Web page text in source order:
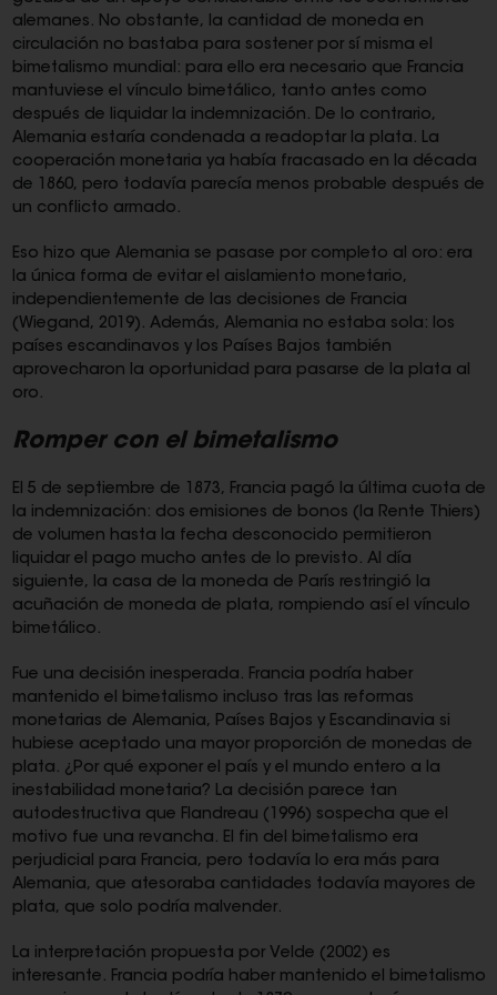
alemanes. No obstante, la cantidad de moneda en
circulación no bastaba para sostener por sí misma el
bimetalismo mundial: para ello era necesario que Francia
mantuviese el vínculo bimetálico, tanto antes como
después de liquidar la indemnización. De lo contrario,
Alemania estaría condenada a readoptar la plata. La
cooperación monetaria ya había fracasado en la década
de 1860, pero todavía parecía menos probable después de
un conflicto armado.
Eso hizo que Alemania se pasase por completo al oro: era
la única forma de evitar el aislamiento monetario,
independientemente de las decisiones de Francia
(Wiegand, 2019). Además, Alemania no estaba sola: los
países escandinavos y los Países Bajos también
aprovecharon la oportunidad para pasarse de la plata al
oro.
Romper con el bimetalismo
El 5 de septiembre de 1873, Francia pagó la última cuota de
la indemnización: dos emisiones de bonos (la Rente Thiers)
de volumen hasta la fecha desconocido permitieron
liquidar el pago mucho antes de lo previsto. Al día
siguiente, la casa de la moneda de París restringió la
acuñación de moneda de plata, rompiendo así el vínculo
bimetálico.
Fue una decisión inesperada. Francia podría haber
mantenido el bimetalismo incluso tras las reformas
monetarias de Alemania, Países Bajos y Escandinavia si
hubiese aceptado una mayor proporción de monedas de
plata. ¿Por qué exponer el país y el mundo entero a la
inestabilidad monetaria? La decisión parece tan
autodestructiva que Flandreau (1996) sospecha que el
motivo fue una revancha. El fin del bimetalismo era
perjudicial para Francia, pero todavía lo era más para
Alemania, que atesoraba cantidades todavía mayores de
plata, que solo podría malvender.
La interpretación propuesta por Velde (2002) es
interesante. Francia podría haber mantenido el bimetalismo